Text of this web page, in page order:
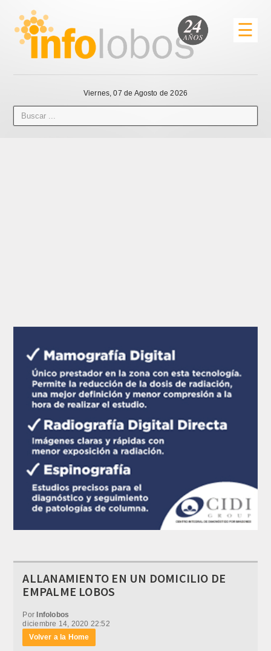
☰
Viernes, 07 de Agosto de 2026
ALLANAMIENTO EN UN DOMICILIO DE
EMPALME LOBOS
PorInfolobos
diciembre 14, 2020 22:52
Volver a la Home